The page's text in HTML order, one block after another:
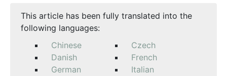
This article has been fully translated into the
following languages:
Chinese
Czech
Danish
French
German
Italian